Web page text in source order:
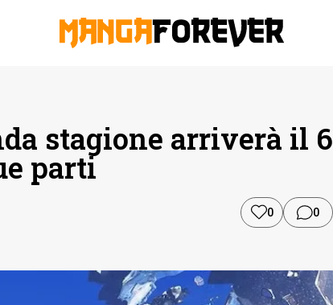
stagione arriverà il 6
parti
0 0